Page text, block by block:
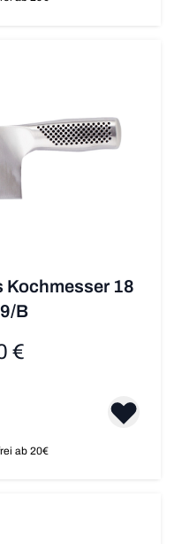
Kochmesser 18
B
€
ab 20€